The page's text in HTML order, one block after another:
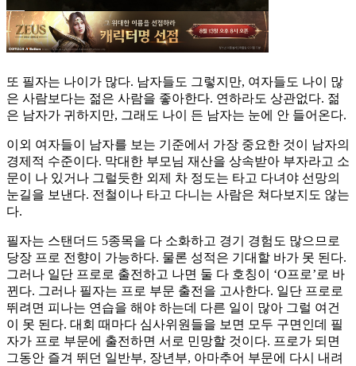
또 필자는 나이가 많다. 남자들도 그렇지만, 여자들도 나이 많
은 사람보다는 젊은 사람을 좋아한다. 연하라도 상관없다. 젊
은 남자가 귀하지만, 그래도 나이 든 남자는 눈에 안 들어온다.
이외 여자들이 남자를 보는 기준에서 가장 중요한 것이 남자의
경제적 수준이다. 막대한 부모님 재산을 상속받아 부자라고 소
문이 나 있거나 그럴듯한 외제 차 정도는 타고 다녀야 선망의
눈길을 보낸다. 전철이나 타고 다니는 사람은 쳐다보지도 않는
다.
필자는 스탠더드 5종목을 다 소화하고 경기 경험도 많으므로
당장 프로 전향이 가능하다. 물론 성적은 기대할 바가 못 된다.
그러나 일단 프로로 출전하고 나면 둘 다 호칭이 ‘O프로’로 바
뀐다. 그러나 필자는 프로 부문 출전을 고사한다. 일단 프로로
뛰려면 피나는 연습을 해야 하는데 다른 일이 많아 그럴 여건
이 못 된다. 대회 때마다 심사위원들을 보면 모두 구면인데 필
자가 프로 부문에 출전하면 서로 민망할 것이다. 프로가 되면
그동안 즐겨 뛰던 일반부, 장년부, 아마추어 부문에 다시 내려